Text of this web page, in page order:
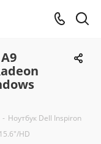
- Ноутбук Dell Inspiron
HD